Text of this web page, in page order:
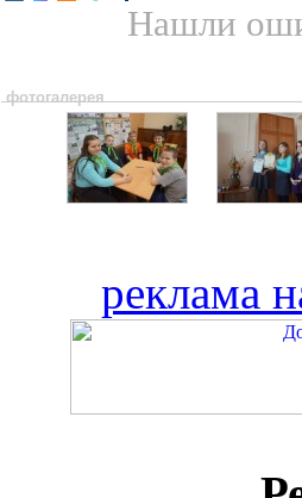
Нашли
фотогалерея
реклама